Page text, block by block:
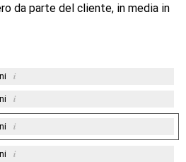
da parte del cliente, in media in
i
i
i
i